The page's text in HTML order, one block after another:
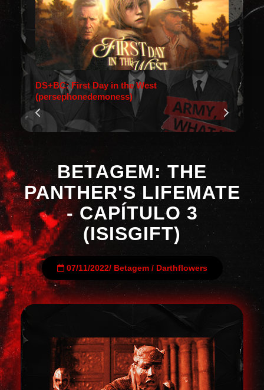
DS+BC: First Day in the West
(persephonedemoness)
BETAGEM: THE
PANTHER'S LIFEMATE
- CAPÍTULO 3
(ISISGIFT)
07/11/2022/ Betagem/ Darthflowers